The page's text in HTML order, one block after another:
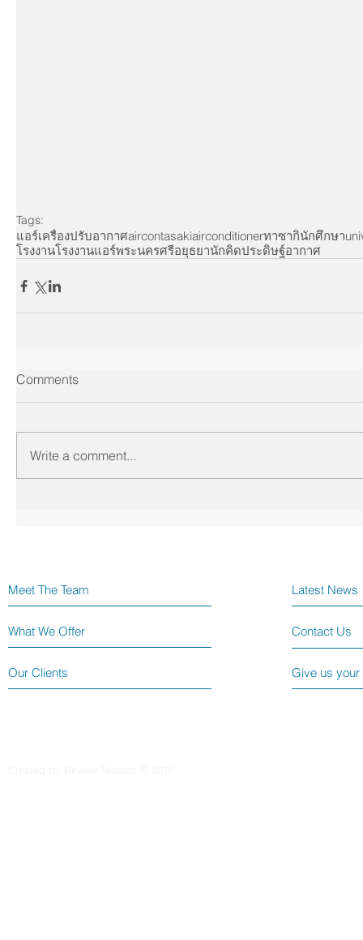
Tags:
แอร์เครื่องปรับอากาศaircontasakiairconditionerทาซากินักศึกษา
โรงงานโรงงานแอร์พระนครศรีอยุธยานักคิดประดิษฐ์อากาศ
Comments
Write a comment...
Meet The Team
What We Offer
Our Clients
Latest News
Contact Us
Give us